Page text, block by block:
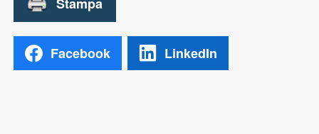
Facebook LinkedIn